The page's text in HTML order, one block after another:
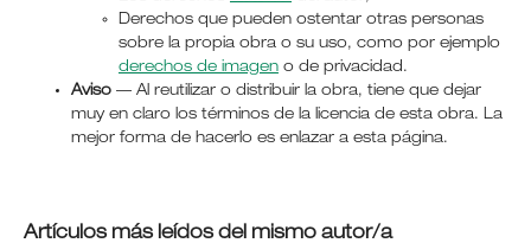
Derechos que pueden ostentar otras personas
sobre la propia obra o su uso, como por ejemplo
derechos de imageno de privacidad.
Aviso— Al reutilizar o distribuir la obra, tiene que dejar
muy en claro los términos de la licencia de esta obra. La
mejor forma de hacerlo es enlazar a esta página.
Artículos más leídos del mismo autor/a